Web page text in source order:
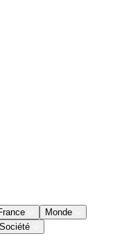
Monde
Société